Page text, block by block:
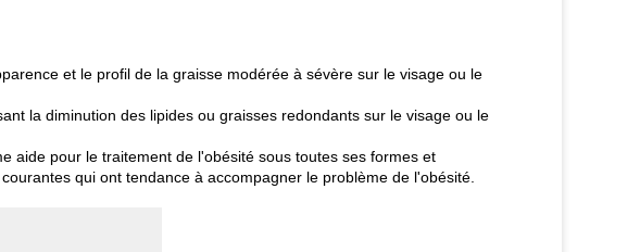
et le profil de la graisse modérée à sévère sur le visage ou le
la diminution des lipides ou graisses redondants sur le visage ou le
aide pour le traitement de l'obésité sous toutes ses formes et
qui ont tendance à accompagner le problème de l'obésité.